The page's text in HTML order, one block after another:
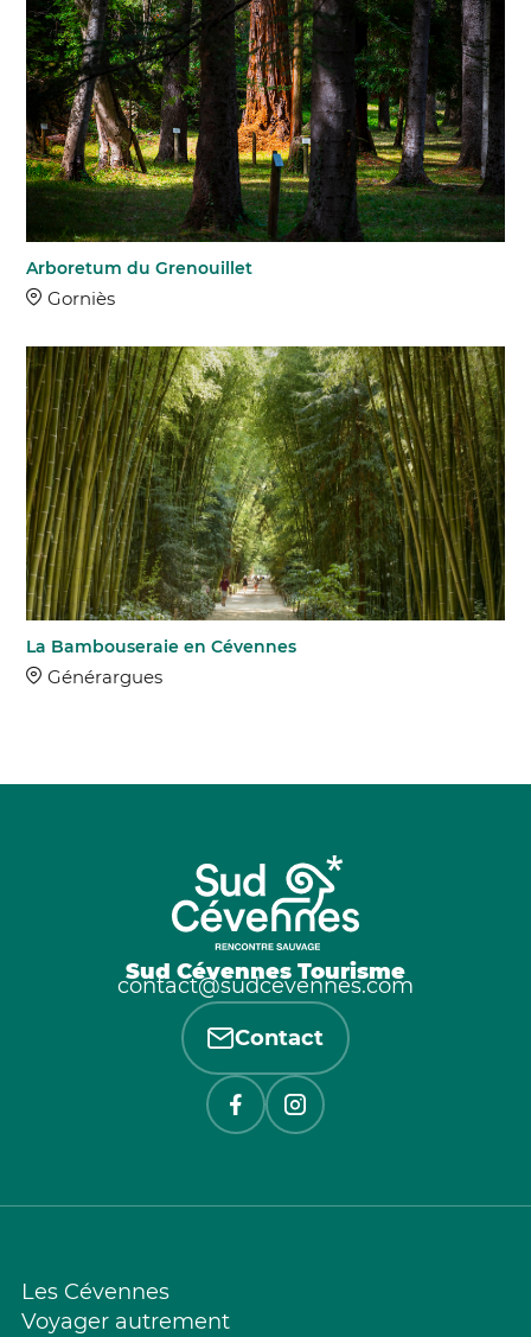
Arboretum du Grenouillet
Gorniès
La Bambouseraie en Cévennes
Générargues
Sud Cévennes Tourisme
contact@sudcevennes.com
Contact
Les Cévennes
Voyager autrement